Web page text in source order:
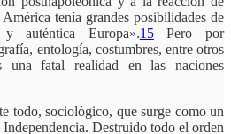
tenía grandes posibilidades de
auténtica Europa».15Pero por
entología, costumbres, entre otros
una fatal realidad en las naciones
todo, sociológico, que surge como un
Independencia. Destruido todo el orden